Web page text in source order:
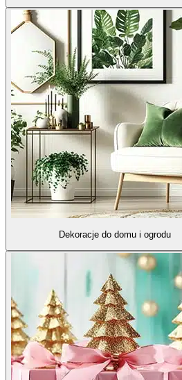
Dekoracje do domu i ogrodu